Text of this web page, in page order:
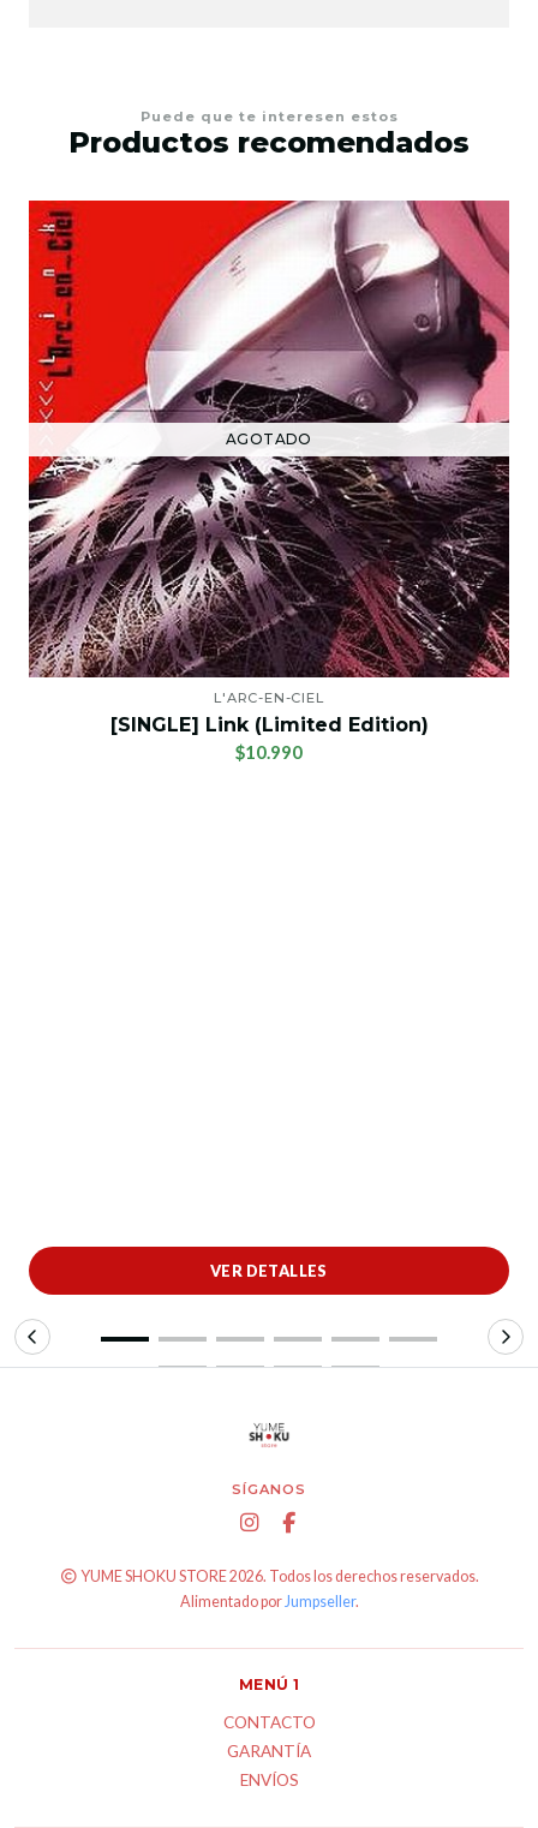
Puede que te interesen estos
Productos recomendados
AGOTADO
L'ARC-EN-CIEL
[SINGLE] Link (Limited Edition)
$10.990
VER DETALLES
SÍGANOS
YUME SHOKU STORE 2026. Todos los derechos reservados.
Alimentado por Jumpseller.
MENÚ 1
CONTACTO
GARANTÍA
ENVÍOS